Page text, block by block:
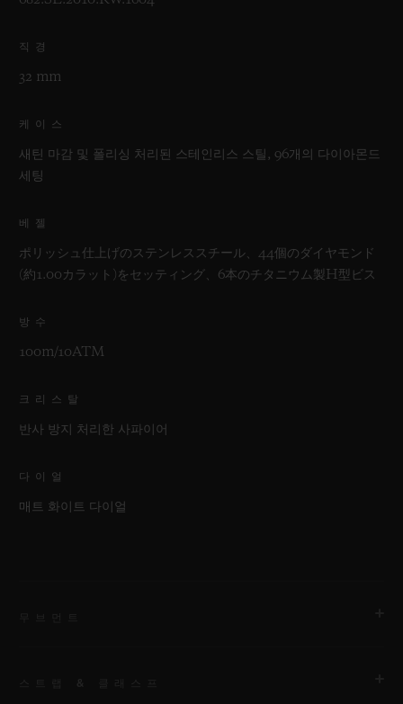
직경
32 mm
케이스
새틴 마감 및 폴리싱 처리된 스테인리스 스틸, 96개의 다이아몬드
세팅
베젤
ポリッシュ仕上げのステンレススチール、44個のダイヤモンド
(約1.00カラット)をセッティング、6本のチタニウム製H型ビス
방수
100m/10ATM
크리스탈
반사 방지 처리한 사파이어
다이얼
매트 화이트 다이얼